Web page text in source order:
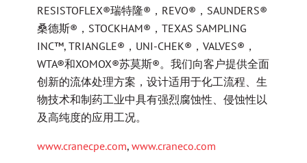
RESISTOFLEX®瑞特隆®，REVO®，SAUNDERS®
桑德斯®，STOCKHAM®，TEXAS SAMPLING
INC™, TRIANGLE®，UNI-CHEK®，VALVES®，
WTA®和XOMOX®苏莫斯®。我们向客户提供全面
创新的流体处理方案，设计适用于化工流程、生
物技术和制药工业中具有强烈腐蚀性、侵蚀性以
及高纯度的应用工况。
www.cranecpe.com, www.craneco.com